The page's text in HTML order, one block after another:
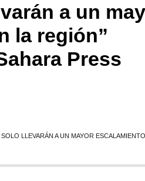
a un
la región”
Press
LLEVARÁN A UN MAYOR